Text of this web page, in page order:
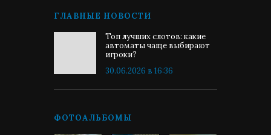
ГЛАВНЫЕ НОВОСТИ
Топ лучших слотов: какие
автоматы чаще выбирают
игроки?
30.06.2026 в 16:36
ФОТОАЛЬБОМЫ